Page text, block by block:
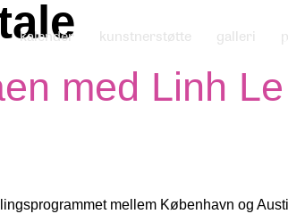
kalender kunstnerstøtte galleri
med Linh
mellem København og